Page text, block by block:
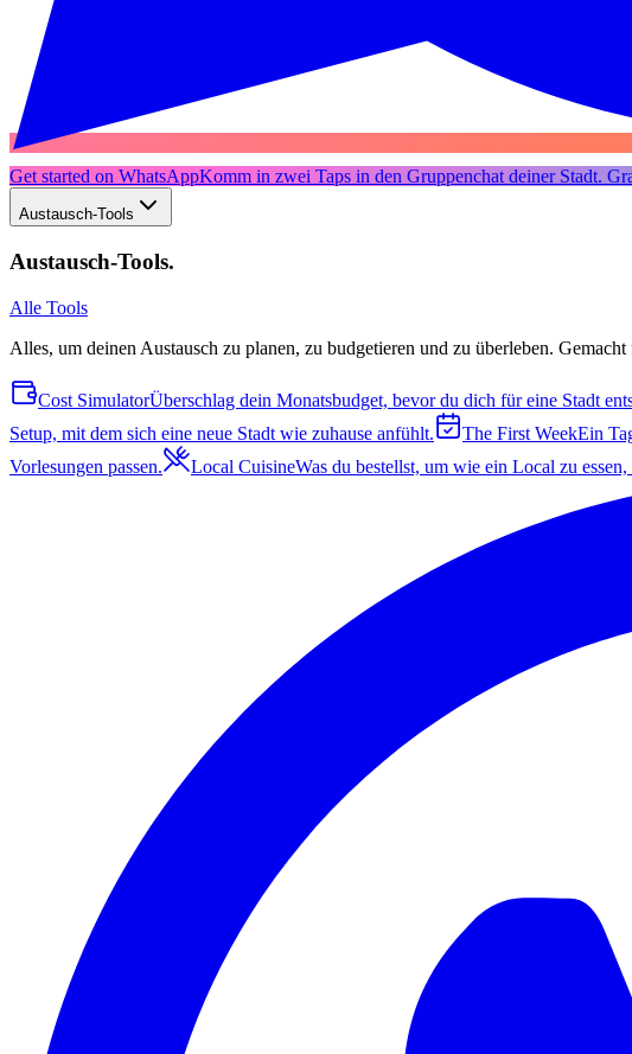
Get started on WhatsAppKomm in zwei Taps in den Gruppenchat deiner Stadt.
Austausch-Tools
Austausch-Tools.
Alle Tools
Alles, um deinen Austausch zu planen, zu budgetieren und zu überleben. Gemacht
Cost SimulatorÜberschlag dein Monatsbudget, bevor du dich für eine Stadt
Setup, mit dem sich eine neue Stadt wie zuhause anfühlt.
The First WeekEin
Vorlesungen passen.
Local CuisineWas du bestellst, um wie ein Local zu